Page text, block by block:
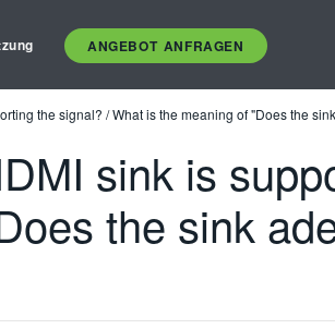
ANGEBOT ANFRAGEN
the signal? / What is the meaning of "Does the
sink is
the sink